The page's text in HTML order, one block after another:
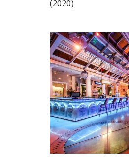
(2020)